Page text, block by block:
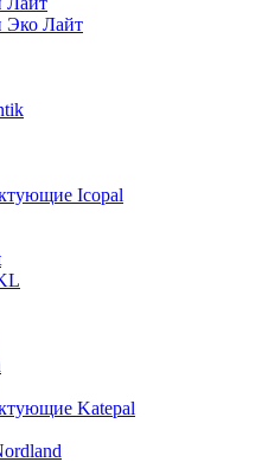
Лайт
Icopal
Katepal